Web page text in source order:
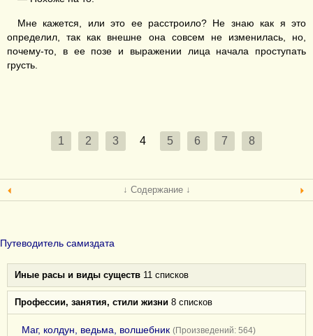
Мне кажется, или это ее расстроило? Не знаю как я это
определил, так как внешне она совсем не изменилась, но,
почему-то, в ее позе и выражении лица начала проступать
грусть.
1 2 3 4 5 6 7 8
↓ Содержание ↓
Путеводитель самиздата
Иные расы и виды существ 11 списков
Профессии, занятия, стили жизни 8 списков
Маг, колдун, ведьма, волшебник (Произведений: 564)